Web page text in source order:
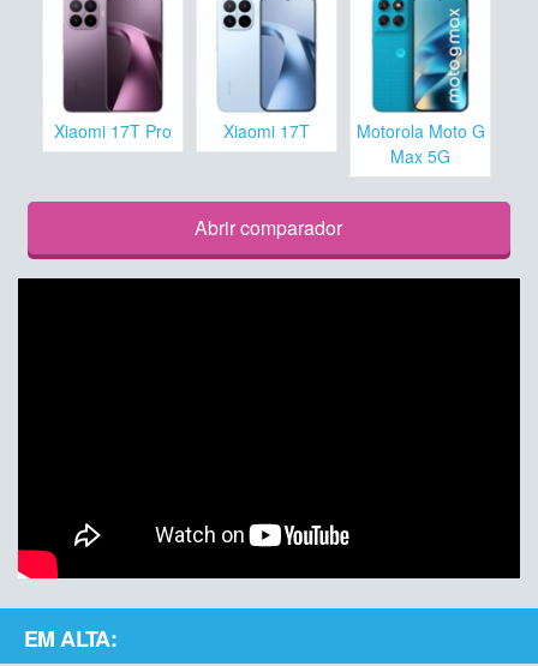
Xiaomi 17T Pro Xiaomi 17T
Motorola Moto G
Max 5G
Abrir comparador
EM ALTA: